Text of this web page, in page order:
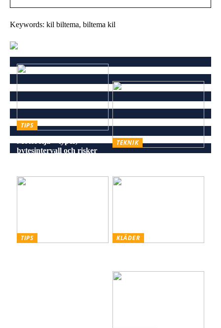
Keywords: kil biltema, biltema kil
TIPS
bytesintervall och risker
TEKNIK
TIPS
KLÄDER